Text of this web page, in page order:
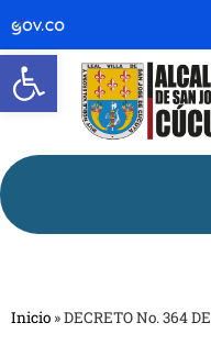
Abrir barra
Inicio »DECRETO No. 364